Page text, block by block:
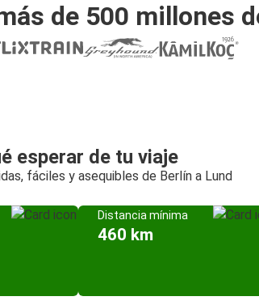
de 500 millones
esperar de tu viaje
fáciles y asequibles de Berlín a Lund
Distancia mínima
460 km